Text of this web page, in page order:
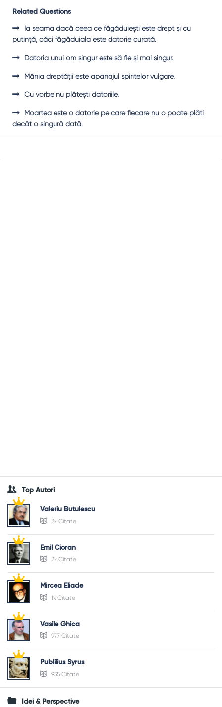
Related Questions
Ia seama dacă ceea ce făgăduieşti este drept şi cu
putinţă, căci făgăduiala este datorie curată.
Datoria unui om singur este să fie şi mai singur.
Mânia dreptății este apanajul spiritelor vulgare.
Cu vorbe nu plăteşti datoriile.
Moartea este o datorie pe care fiecare nu o poate plăti
decât o singură dată.
Top Autori
Valeriu Butulescu
2k Citate
Emil Cioran
2k Citate
Mircea Eliade
1k Citate
Vasile Ghica
977 Citate
Publilius Syrus
935 Citate
Idei & Perspective